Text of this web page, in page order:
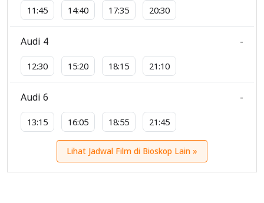
11:45 14:40 17:35 20:30
Audi 4
12:30 15:20 18:15 21:10
-
Audi 6
13:15 16:05 18:55 21:45
-
Lihat Jadwal Film di Bioskop Lain »